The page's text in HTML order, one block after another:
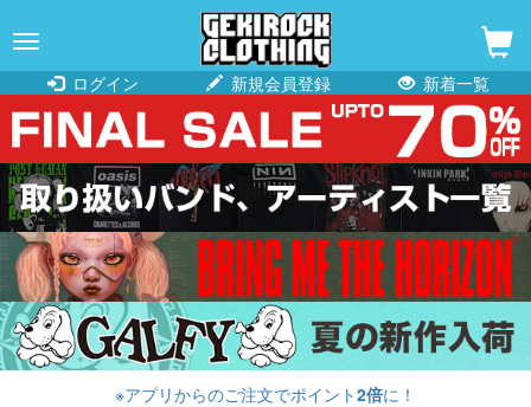
navigation
ログイン
新規会員登録 新着一覧
※アプリからのご注文でポイント2倍に！